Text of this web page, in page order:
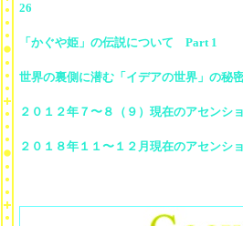
26
「かぐや姫」の伝説について Part 1
世界の裏側に潜む「イデアの世界」の
２０１２年７〜８（９）現在のアセン
２０１８年１１〜１２月現在のアセン